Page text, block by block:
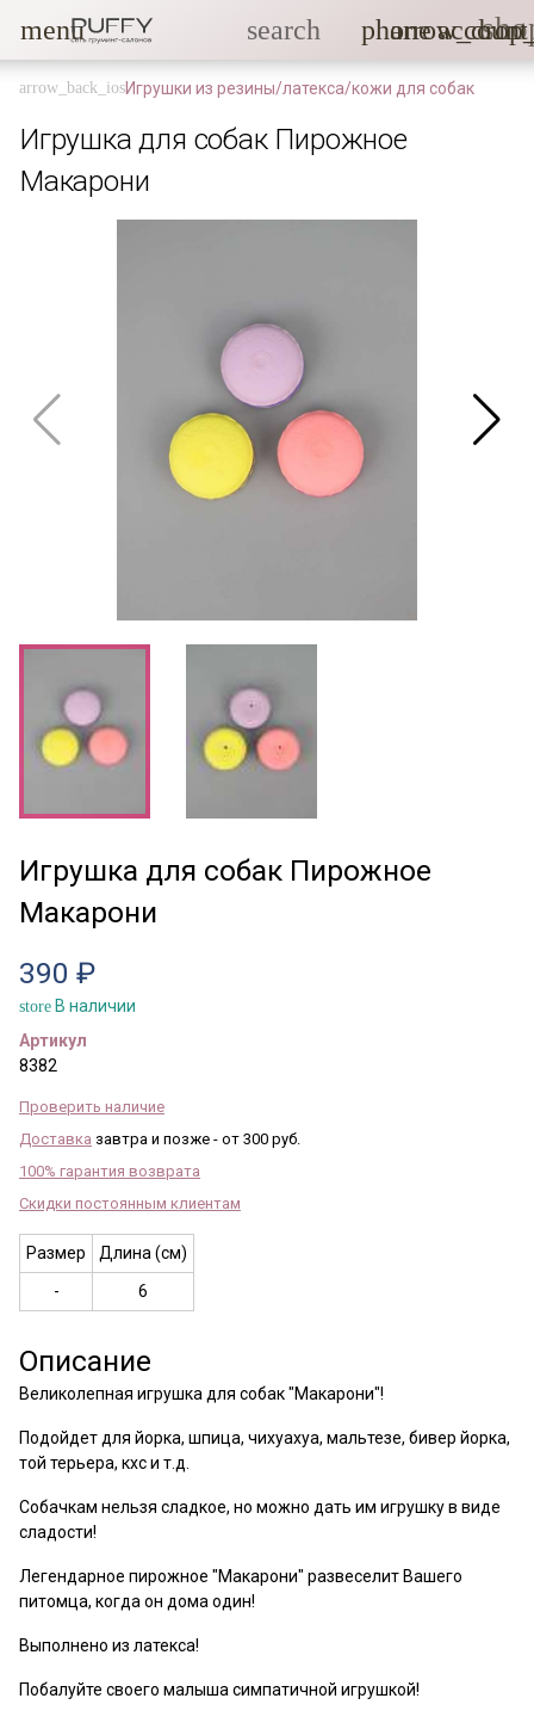
menu search phone
Игрушки из резины/латекса/кожи для собак
Игрушка для собак Пирожное
Макарони
Игрушка для собак Пирожное
Макарони
390 ₽
store В наличии
Артикул
8382
Проверить наличие
Доставка завтра и позже - от 300 руб.
100% гарантия возврата
Скидки постоянным клиентам
Размер
Длина (см)
-
6
Описание
Великолепная игрушка для собак "Макарони"!
Подойдет для йорка, шпица, чихуахуа, мальтезе, бивер йорка,
той терьера, кхс и т.д.
Собачкам нельзя сладкое, но можно дать им игрушку в виде
сладости!
Легендарное пирожное "Макарони" развеселит Вашего
питомца, когда он дома один!
Выполнено из латекса!
Побалуйте своего малыша симпатичной игрушкой!